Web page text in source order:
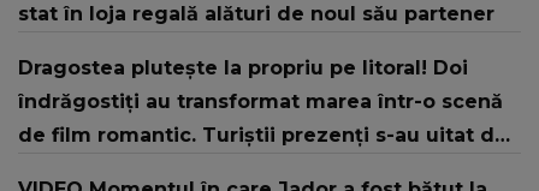
stat în loja regală alături de noul său partener
Dragostea plutește la propriu pe litoral! Doi
îndrăgostiți au transformat marea într-o scenă
de film romantic. Turiștii prezenți s-au uitat de